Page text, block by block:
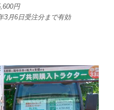
円
3月6日受注分まで有効